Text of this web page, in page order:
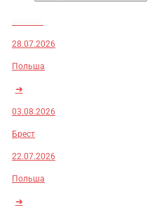
28.07.2026
Польша
➜
03.08.2026
Брест
22.07.2026
Польша
➜